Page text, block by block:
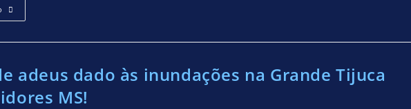
adeus dado às inundações na Grande Tijuca
MS!